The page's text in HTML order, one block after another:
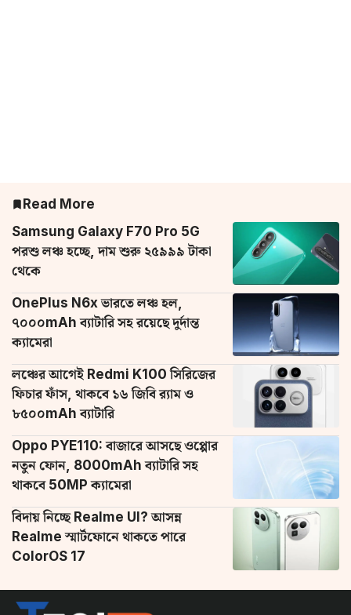
Read More
Samsung Galaxy F70 Pro 5G
পরশু লঞ্চ হচ্ছে, দাম শুরু ২৫৯৯৯ টাকা
থেকে
OnePlus N6x ভারতে লঞ্চ হল,
৭০০০mAh ব্যাটারি সহ রয়েছে দুর্দান্ত
ক্যামেরা
লঞ্চের আগেই Redmi K100 সিরিজের
ফিচার ফাঁস, থাকবে ১৬ জিবি র‌্যাম ও
৮৫০০mAh ব্যাটারি
Oppo PYE110: বাজারে আসছে ওপ্পোর
নতুন ফোন, 8000mAh ব্যাটারি সহ
থাকবে 50MP ক্যামেরা
বিদায় নিচ্ছে Realme UI? আসন্ন
Realme স্মার্টফোনে থাকতে পারে
ColorOS 17